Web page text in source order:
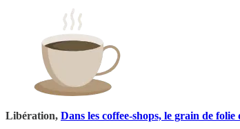
Libération, Dans les coffee-shops, le grain de folie